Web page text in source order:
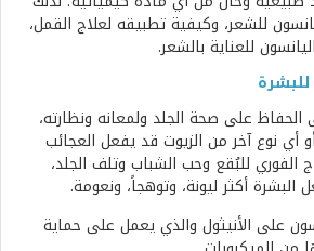
للشعر، وكيفية تطبيقه لعلاج القمل،
للعناية بالشعر.
الحفاظ على صحة الجلد ولمعانه ونظارته،
أي نوع آخر من الزيوت قد يفعل العجائب
الفوري للبُقع وحب الشباب وتلف الجلد،
أكثر ليونة، وتوهجاً، ونعومة.
على الأنيثول والذي يعمل على حماية